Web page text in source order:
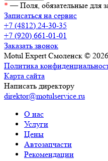
* — Поля, обязательные для
Записаться на сервис
+7 (4812) 24-30-35
+7 (920) 661-01-01
Заказать звонок
Motul Expert Смоленск © 2026
Политика
Карта сайта
Написать директору
direktor@motulservice.ru
О нас
Услуги
Цены
Автозапчасти
Рекомендации